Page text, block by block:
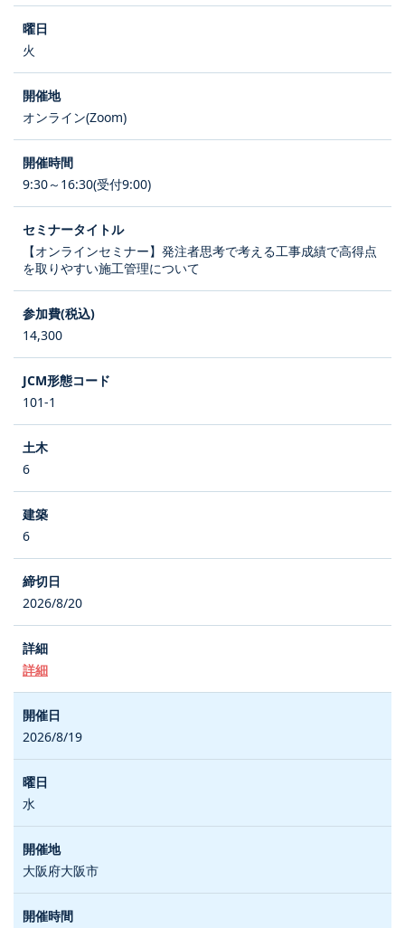
火
オンライン(Zoom)
9:30～16:30(受付9:00)
【オンラインセミナー】発注者思考で考える工事成績で高得点
を取りやすい施工管理について
14,300
101-1
6
6
2026/8/20
詳細
2026/8/19
水
大阪府大阪市